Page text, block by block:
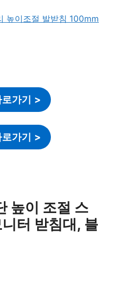
가기 >
가기 >
높이 조절 스
터 받침대, 블